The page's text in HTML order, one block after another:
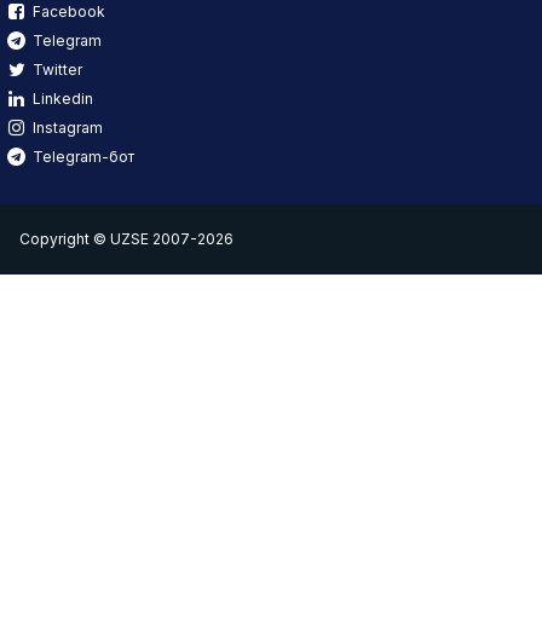
Facebook
Telegram
Twitter
Linkedin
Instagram
Telegram-бот
Copyright © UZSE 2007-2026